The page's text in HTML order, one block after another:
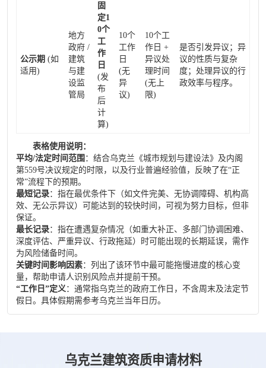
公示期 (如
适用)
地方
政府 /
建筑
与建
设监
管局
固
定1
0个
工
作
日
(发
布
后
计
算)
10个
工作
日
(无
异
议)
10个工
作日 +
异议处
理时间
(无上
限)
是否引发异议；异
议的性质与复杂
度；处理异议的行
政效率与程序。
表格使用说明：
平均/法定时间范围 ：结合乌克兰《城市规划与建设法》及内阁
第559号决议规定的时限，以及行业普遍经验值，反映了在“正
常”流程下的预期。
最短记录：指在最优条件下（如文件完美、无协调障碍、机构高
效、无公示异议）可能达到的较快时间，可视为努力目标，但非
保证。
最长记录：指在遭遇复杂情况（如重大补正、多部门协调困难、
深度评估、严重异议、行政拖延）时可能出现的长期延误，需作
为风险储备时间。
关键时间影响因素：列出了该环节中最可能拖慢进度的核心变
量，帮助申请人识别风险点并提前干预。
“工作日”定义 ：通常指乌克兰的政府工作日，不含周末及法定节
假日。具体假期需参考乌克兰当年日历。
乌克兰建筑资质申请材料